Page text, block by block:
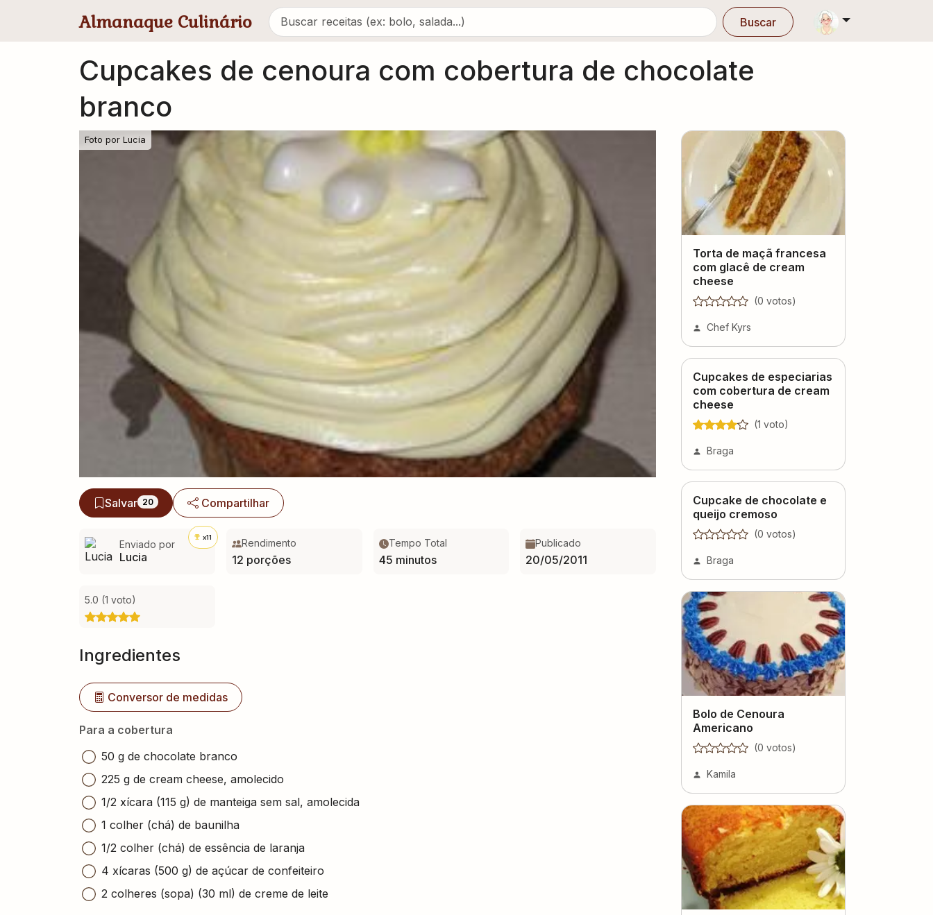
Almanaque Culinário Buscar
Cupcakes de cenoura com cobertura de chocolate
branco
Foto por Lucia
Salvar 20 Compartilhar
Enviado por
Lucia
x11 Rendimento
12 porções
Tempo Total
45 minutos
Publicado
20/05/2011
5.0 (1 voto)
Ingredientes
Conversor de medidas
Para a cobertura
50 g de chocolate branco
225 g de cream cheese, amolecido
1/2 xícara (115 g) de manteiga sem sal, amolecida
1 colher (chá) de baunilha
1/2 colher (chá) de essência de laranja
4 xícaras (500 g) de açúcar de confeiteiro
2 colheres (sopa) (30 ml) de creme de leite
Torta de maçã francesa
com glacê de cream
cheese
(0 votos)
Chef Kyrs
Cupcakes de especiarias
com cobertura de cream
cheese
(1 voto)
Braga
Cupcake de chocolate e
queijo cremoso
(0 votos)
Braga
Bolo de Cenoura
Americano
(0 votos)
Kamila